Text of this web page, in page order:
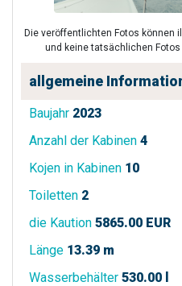
Die veröffentlichten Fotos können
und keine tatsächlichen
allgemeine
Baujahr 2023
Anzahl der Kabinen 4
Kojen in Kabinen 10
Toiletten 2
die Kaution 5865.00 EUR
Länge 13.39 m
Wasserbehälter 530.00 l